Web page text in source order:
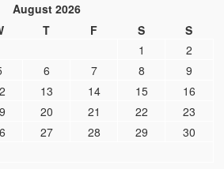
August 2026
T F S
S
1
2
6 7 8
9
13 14 15
16
20 21 22
23
27 28 29
30